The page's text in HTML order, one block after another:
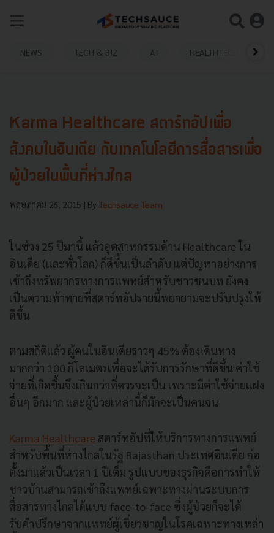
NEWS TECH & BIZ AI HEALTHTECH
Karma Healthcare สตาร์ทอัปเพื่อ
สังคมในอินเดีย กับเทคโนโลยีการสื่อสารเพื่อ
ผู้ป่วยในพื้นที่ห่างไกล
พฤษภาคม 26, 2015 | By Techsauce Team
ในช่วง 25 ปีมานี้ แล้วอุตสาหกรรมด้าน Healthcare ใน
อินเดีย (และทั่วโลก) ก็ดีขึ้นเป็นลำดับ แต่ปัญหาอย่างการ
เข้าถึงทรัพยากรทางการแพทย์สำหรับชาวชนบท ยังคง
เป็นความท้าทายที่สตาร์ทอัปรายนี้พยายามจะปรับปรุงให้
ดีขึ้น
ตามสถิติแล้ว ผู้คนในอินเดียราวๆ 45% ต้องเดินทาง
มากกว่า 100 กิโลเมตรเพื่อจะได้รับการรักษาที่ดีขึ้น ค่าใช้
จ่ายที่เกิดขึ้นจึงเกินกว่าที่ควรจะเป็น เพราะมีค่าใช้จ่ายแฝง
อื่นๆ อีกมาก และผู้ป่วยเหล่านี้ก็มักจะเป็นคนจน
Karma Healthcare สตาร์ทอัปที่ให้บริการทางการแพทย์
สำหรับพื้นที่ห่างไกลในรัฐ Rajasthan ประเทศอินเดีย ก่อ
ตั้งมาแล้วเป็นเวลา 1 ปีเต็ม รูปแบบของธุรกิจคือการทำให้
ชาวบ้านสามารถเข้าถึงแพทย์เฉพาะทางผ่านระบบการ
สื่อสารทางไกลได้แบบ face-to-face ซึ่งผู้ป่วยก็จะได้
รับคำปรึกษาจากแพทย์ผู้เชี่ยวชาญในโรคเฉพาะทางเหล่า